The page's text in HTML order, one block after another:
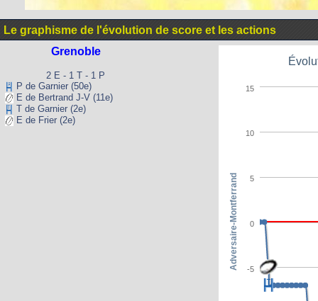
Le graphisme de l'évolution de score et les actions
Grenoble
2 E - 1 T - 1 P
P de Garnier (50e)
E de Bertrand J-V (11e)
T de Garnier (2e)
E de Frier (2e)
-5
0
5
10
15
Adversaire-Montferrand